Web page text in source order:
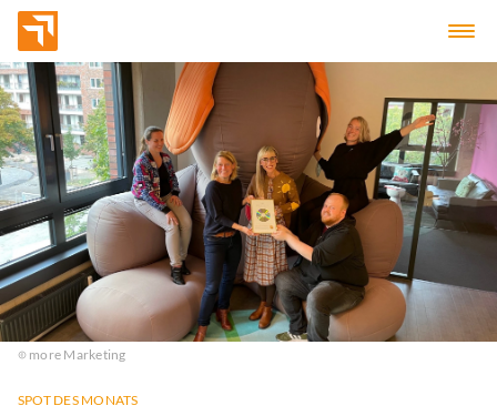
more Marketing
SPOT DES MONATS